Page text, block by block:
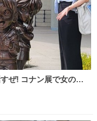
ぜ! コナン展で女の子
けられた。 あぁ鞄の
た目もすごく千速さん